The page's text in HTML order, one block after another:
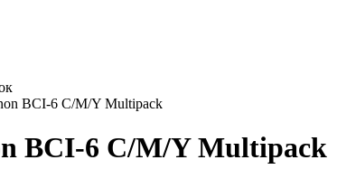
BCI-6 C/M/Y Multipack
BCI-6 C/M/Y Multipack